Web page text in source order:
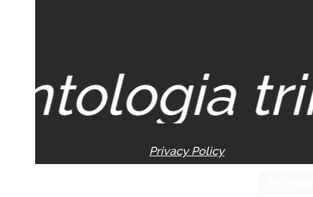
Privacy Policy